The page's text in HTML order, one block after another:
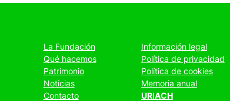
La Fundación
Qué hacemos
Patrimonio
Noticias
Contacto
Información legal
Política de privacidad
Política de cookies
Memoria anual
URIACH